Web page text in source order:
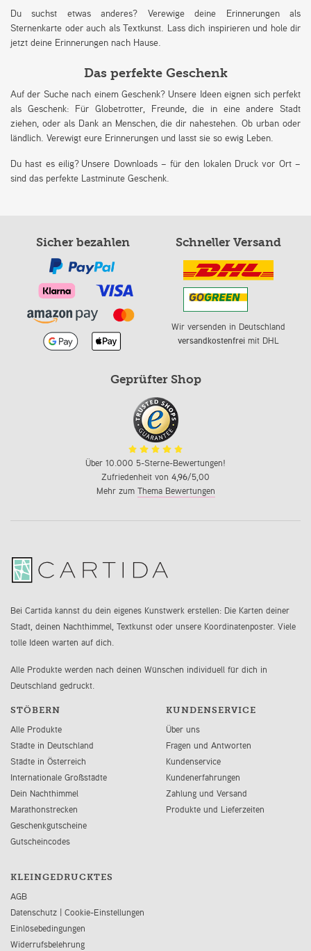
Du suchst etwas anderes? Verewige deine Erinnerungen als
Sternenkarte oder auch als Textkunst. Lass dich inspirieren und hole dir
jetzt deine Erinnerungen nach Hause.
Das perfekte Geschenk
Auf der Suche nach einem Geschenk? Unsere Ideen eignen sich perfekt
als Geschenk: Für Globetrotter, Freunde, die in eine andere Stadt
ziehen, oder als Dank an Menschen, die dir nahestehen. Ob urban oder
ländlich. Verewigt eure Erinnerungen und lasst sie so ewig Leben.
Du hast es eilig? Unsere Downloads – für den lokalen Druck vor Ort –
sind das perfekte Lastminute Geschenk.
Sicher bezahlen Schneller Versand
Wir versenden in Deutschland
versandkostenfreimit DHL
Geprüfter Shop
Über 10.000 5-Sterne-Bewertungen!
Zufriedenheit von 4,96/5,00
Mehr zum Thema Bewertungen
Bei Cartida kannst du dein eigenes Kunstwerk erstellen: Die Karten deiner
Stadt, deinen Nachthimmel, Textkunst oder unsere Koordinatenposter. Viele
tolle Ideen warten auf dich.
Alle Produkte werden nach deinen Wünschen individuell für dich in
Deutschland gedruckt.
STÖBERN
Alle Produkte
Städte in Deutschland
Städte in Österreich
Internationale Großstädte
Dein Nachthimmel
Marathonstrecken
Geschenkgutscheine
Gutscheincodes
KUNDENSERVICE
Über uns
Fragen und Antworten
Kundenservice
Kundenerfahrungen
Zahlung und Versand
Produkte und Lieferzeiten
KLEINGEDRUCKTES
AGB
Datenschutz | Cookie-Einstellungen
Einlösebedingungen
Widerrufsbelehrung